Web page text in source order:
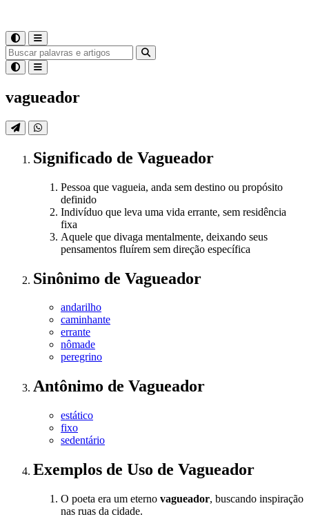
vagueador
Significado de Vagueador
Pessoa que vagueia, anda sem destino ou propósito
definido
Indivíduo que leva uma vida errante, sem residência
fixa
Aquele que divaga mentalmente, deixando seus
pensamentos fluírem sem direção específica
Sinônimo de Vagueador
andarilho
caminhante
errante
nômade
peregrino
Antônimo de Vagueador
estático
fixo
sedentário
Exemplos de Uso de Vagueador
O poeta era um eterno vagueador, buscando inspiração
nas ruas da cidade.